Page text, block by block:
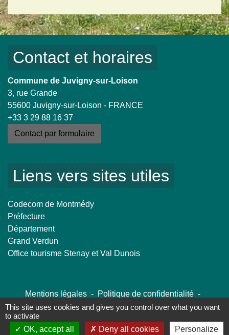
Contact et horaires
Commune de Juvigny-sur-Loison
3, rue Grande
55600 Juvigny-sur-Loison - FRANCE
+33 3 29 88 16 37
Contact par formulaire
Liens vers sites utiles
Codecom de Montmédy
Préfecture
Département
Grand Verdun
Office tourisme Stenay et Val Dunois
Mentions légales - Politique de confidentialité -
Accessibilité - Plan du site - Gestion des cookies
Site créé en partenariat avec Réseau des Communes
This site uses cookies and gives you control over what you want
to activate
OK, accept all
Deny all cookies Personalize